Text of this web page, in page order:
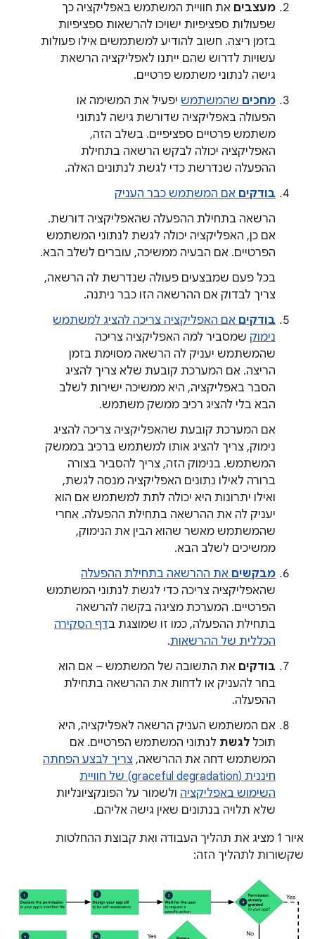
מעצבים את חוויית המשתמש באפליקציה כך
שפעולות ספציפיות ישויכו להרשאות ספציפיות
בזמן ריצה. חשוב להודיע למשתמשים אילו פעולות
עשויות לדרוש שהם ייתנו לאפליקציה הרשאת
גישה לנתוני משתמש פרטיים.
מחכים שהמשתמש יפעיל את המשימה או
הפעולה באפליקציה שדורשת גישה לנתוני
משתמש פרטיים ספציפיים. בשלב הזה,
האפליקציה יכולה לבקש הרשאה בתחילת
ההפעלה שנדרשת כדי לגשת לנתונים האלה.
בודקים אם המשתמש כבר העניק
הרשאה בתחילת ההפעלה שהאפליקציה דורשת.
אם כן, האפליקציה יכולה לגשת לנתוני המשתמש
הפרטיים. אם הבעיה ממשיכה, עוברים לשלב הבא.
בכל פעם שמבצעים פעולה שנדרשת לה הרשאה,
צריך לבדוק אם ההרשאה הזו כבר ניתנה.
בודקים אם האפליקציה צריכה להציג למשתמש
נימוק שמסביר למה האפליקציה צריכה
שהמשתמש יעניק לה הרשאה מסוימת בזמן
הריצה. אם המערכת קובעת שלא צריך להציג
הסבר באפליקציה, היא ממשיכה ישירות לשלב
הבא בלי להציג רכיב ממשק משתמש.
אם המערכת קובעת שהאפליקציה צריכה להציג
נימוק, צריך להציג אותו למשתמש ברכיב בממשק
המשתמש. בנימוק הזה, צריך להסביר בצורה
ברורה לאילו נתונים האפליקציה מנסה לגשת,
ואילו יתרונות היא יכולה לתת למשתמש אם הוא
יעניק לה את ההרשאה בתחילת ההפעלה. אחרי
שהמשתמש מאשר שהוא הבין את הנימוק,
ממשיכים לשלב הבא.
מבקשים את ההרשאה בתחילת ההפעלה
שהאפליקציה צריכה כדי לגשת לנתוני המשתמש
הפרטיים. המערכת מציגה בקשה להרשאה
בתחילת ההפעלה, כמו זו שמוצגת בדף הסקירה
הכללית של ההרשאות.
בודקים את התשובה של המשתמש – אם הוא
בחר להעניק או לדחות את ההרשאה בתחילת
ההפעלה.
אם המשתמש העניק הרשאה לאפליקציה, היא
תוכל לגשת לנתוני המשתמש הפרטיים. אם
המשתמש דחה את ההרשאה, צריך לבצע הפחתה
חיננית (graceful degradation) של חוויית
השימוש באפליקציה ולשמור על הפונקציונליות
שלא תלויה בנתונים שאין גישה אליהם.
איור 1 מציג את תהליך העבודה ואת קבוצת ההחלטות
שקשורות לתהליך הזה: